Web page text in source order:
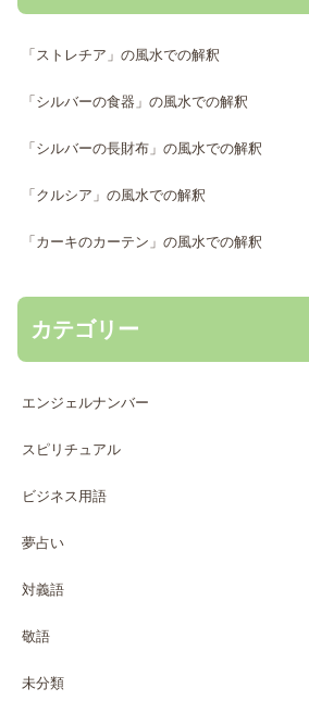
「ストレチア」の風水での解釈
「シルバーの食器」の風水での解釈
「シルバーの長財布」の風水での解釈
「クルシア」の風水での解釈
「カーキのカーテン」の風水での解釈
カテゴリー
エンジェルナンバー
スピリチュアル
ビジネス用語
夢占い
対義語
敬語
未分類